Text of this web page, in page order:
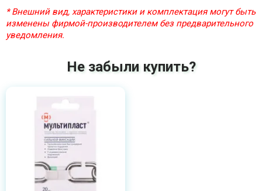
* Внешний вид, характеристики и комплектация могут быть
изменены фирмой-производителем без предварительного
уведомления.
Не забыли купить?